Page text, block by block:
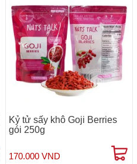
Kỷ tử sấy khô Goji Berries
gói 250g
170.000 VND